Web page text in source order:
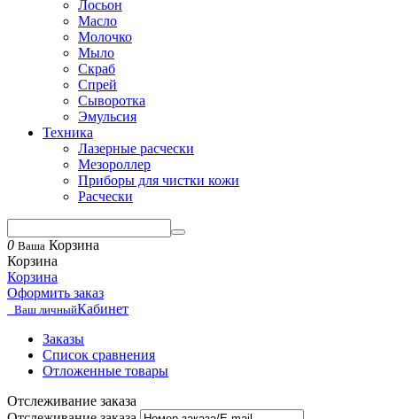
Лосьон
Масло
Молочко
Мыло
Скраб
Спрей
Сыворотка
Эмульсия
Техника
Лазерные расчески
Мезороллер
Приборы для чистки кожи
Расчески
0 Ваша Корзина
Корзина
Корзина
Оформить заказ
Ваш личныйКабинет
Заказы
Список сравнения
Отложенные товары
Отслеживание заказа